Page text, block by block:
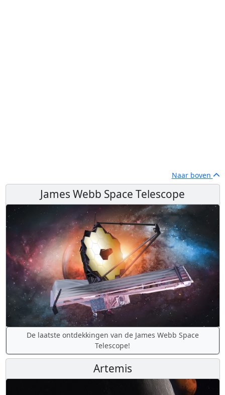
Naar boven
James Webb Space Telescope
De laatste ontdekkingen van de James Webb Space
Telescope!
Artemis